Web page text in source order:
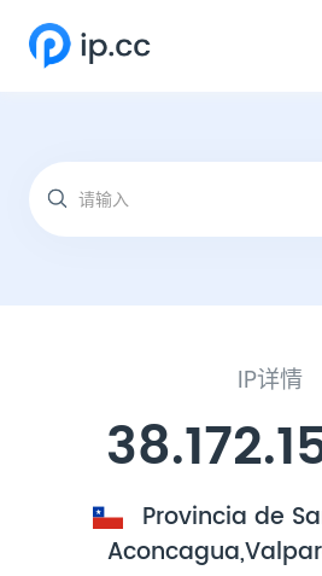
IP详情
Provincia de